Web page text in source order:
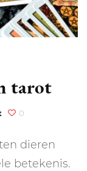
tarot
on
dieren
in
0
dieren
betekenis.